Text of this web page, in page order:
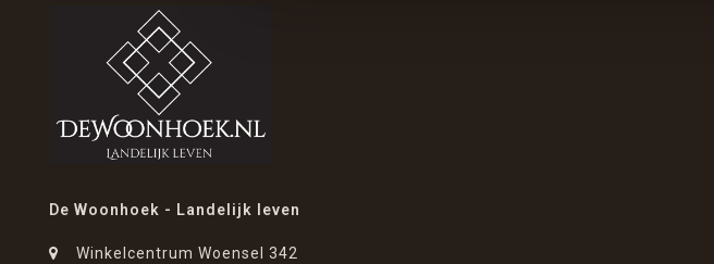
De Woonhoek - Landelijk leven
Winkelcentrum Woensel 342